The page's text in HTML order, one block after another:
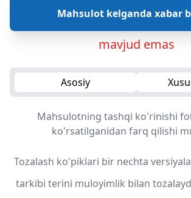
Mahsulot kelganda xabar
mavjud emas
Asosiy
Mahsulotning tashqi ko'rinishi
ko'rsatilganidan farq qilishi
Tozalash ko'piklari bir nechta
tarkibi terini muloyimlik bilan